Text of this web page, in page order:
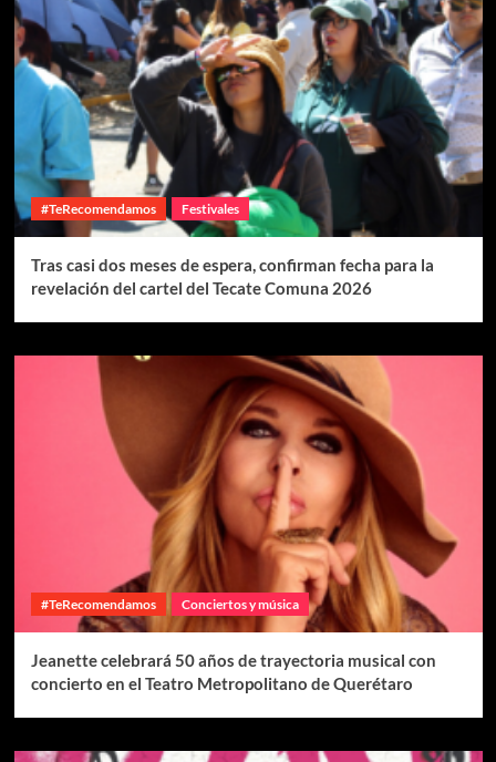
#TeRecomendamos Festivales
Tras casi dos meses de espera, confirman fecha para la
revelación del cartel del Tecate Comuna 2026
#TeRecomendamos Conciertos y música
Jeanette celebrará 50 años de trayectoria musical con
concierto en el Teatro Metropolitano de Querétaro